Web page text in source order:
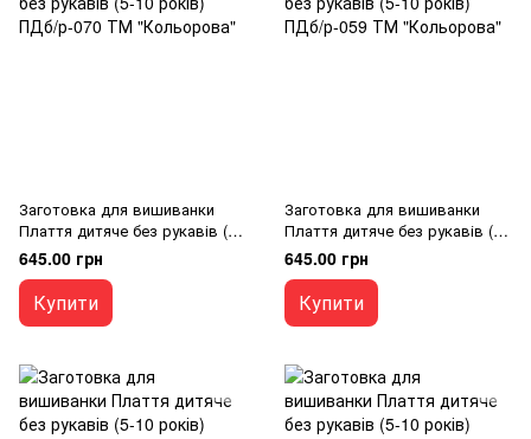
Заготовка для вишиванки
Плаття дитяче без рукавів (5-
10 років) ПДб/р-070 ТМ
"Кольорова"
645.00 грн
Купити
Заготовка для вишиванки
Плаття дитяче без рукавів (5-
10 років) ПДб/р-059 ТМ
"Кольорова"
645.00 грн
Купити